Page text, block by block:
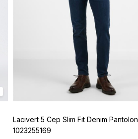
Lacivert 5 Cep Slim Fit Denim Pantolon
1023255169